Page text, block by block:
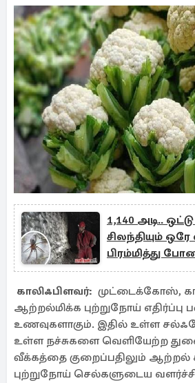
1,140 அடி..
சிலந்தியும்
பிரம்மித்து
காலிஃபிளவர்: முட்டைக்கோஸ்,
ஆற்றல்மிக்க புற்றுநோய்
உணவுகளாகும். இதில் உள்ள
உள்ள நச்சுகளை வெளியேற்ற
வீக்கத்தை குறைப்பதிலும் ஆற்றல்
புற்றுநோய் செல்களுடைய